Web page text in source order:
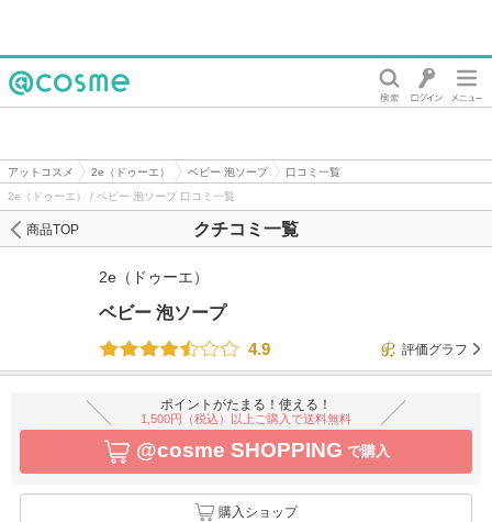
アットコスメ 2e（ドゥーエ） ベビー 泡ソープ
口コミ一覧
2e（ドゥーエ） / ベビー 泡ソープ 口コミ一覧
クチコミ一覧
商品TOP
2e（ドゥーエ）
ベビー 泡ソープ
4.9
評価グラフ
ポイントがたまる！使える！
1,500円（税込）以上ご購入で送料無料
@cosme SHOPPING で購入
購入ショップ